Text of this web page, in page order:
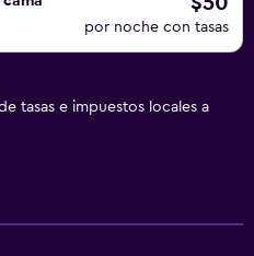
por noche con tasas
tasas e impuestos locales a